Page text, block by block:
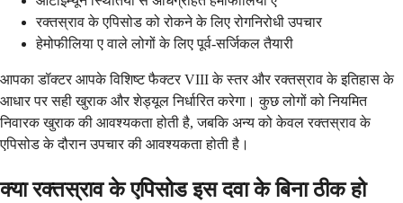
रक्तस्राव के एपिसोड को रोकने के लिए रोगनिरोधी उपचार
हेमोफीलिया ए वाले लोगों के लिए पूर्व-सर्जिकल तैयारी
आपका डॉक्टर आपके विशिष्ट फैक्टर VIII के स्तर और रक्तस्राव के इतिहास के
आधार पर सही खुराक और शेड्यूल निर्धारित करेगा। कुछ लोगों को नियमित
निवारक खुराक की आवश्यकता होती है, जबकि अन्य को केवल रक्तस्राव के
एपिसोड के दौरान उपचार की आवश्यकता होती है।
क्या रक्तस्राव के एपिसोड इस दवा के बिना ठीक हो